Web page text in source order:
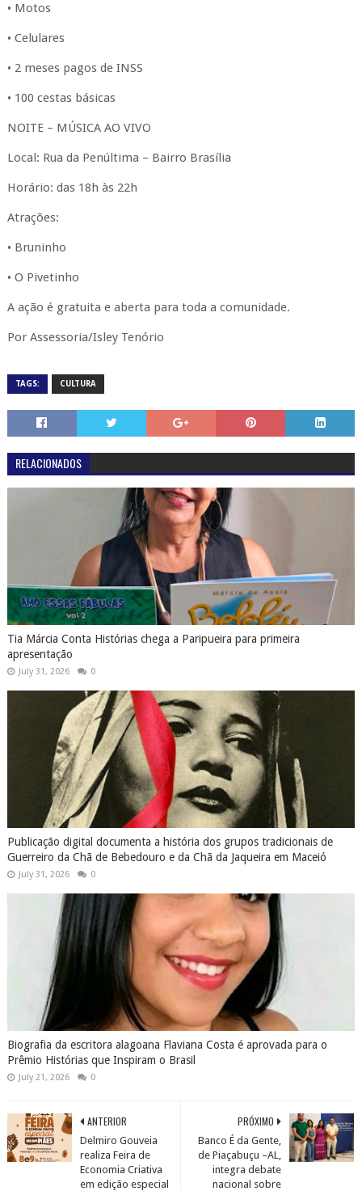
• Motos
• Celulares
• 2 meses pagos de INSS
• 100 cestas básicas
NOITE – MÚSICA AO VIVO
Local: Rua da Penúltima – Bairro Brasília
Horário: das 18h às 22h
Atrações:
• Bruninho
• O Pivetinho
A ação é gratuita e aberta para toda a comunidade.
Por Assessoria/Isley Tenório
TAGS: CULTURA
RELACIONADOS
Tia Márcia Conta Histórias chega a Paripueira para primeira
apresentação
July 31, 2026 0
Publicação digital documenta a história dos grupos tradicionais de
Guerreiro da Chã de Bebedouro e da Chã da Jaqueira em Maceió
July 31, 2026 0
Biografia da escritora alagoana Flaviana Costa é aprovada para o
Prêmio Histórias que Inspiram o Brasil
July 21, 2026 0
PRÓXIMO
Banco É da Gente,
de Piaçabuçu –AL,
integra debate
nacional sobre
ANTERIOR
Delmiro Gouveia
realiza Feira de
Economia Criativa
em edição especial